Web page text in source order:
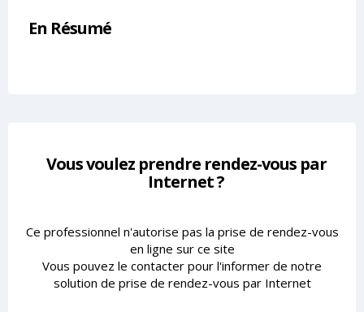
En Résumé
Vous voulez prendre rendez-vous par
Internet ?
Ce professionnel n'autorise pas la prise de rendez-vous
en ligne sur ce site
Vous pouvez le contacter pour l'informer de notre
solution de prise de rendez-vous par Internet